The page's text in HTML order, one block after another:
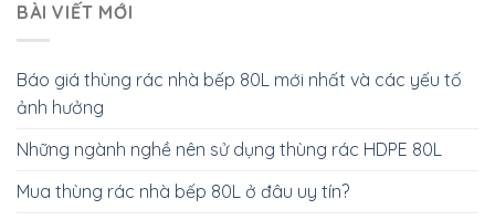
BÀI VIẾT MỚI
Báo giá thùng rác nhà bếp 80L mới nhất và các yếu tố
ảnh hưởng
Những ngành nghề nên sử dụng thùng rác HDPE 80L
Mua thùng rác nhà bếp 80L ở đâu uy tín?